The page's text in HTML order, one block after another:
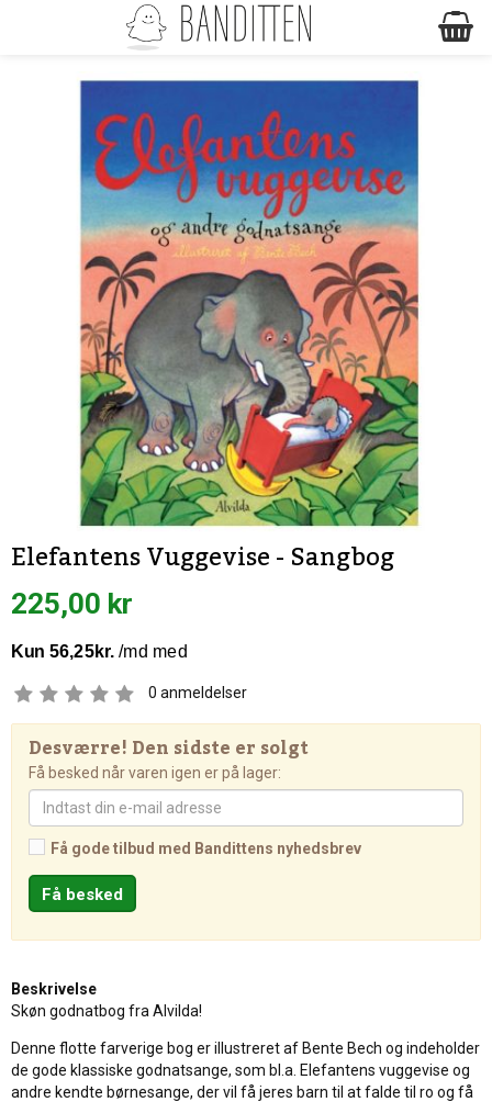
Elefantens Vuggevise - Sangbog
225,00 kr
0 anmeldelser
Desværre! Den sidste er solgt
Få besked når varen igen er på lager:
Få gode tilbud med Bandittens nyhedsbrev
Beskrivelse
Skøn godnatbog fra Alvilda!
Denne flotte farverige bog er illustreret af Bente Bech og indeholder
de gode klassiske godnatsange, som bl.a. Elefantens vuggevise og
andre kendte børnesange, der vil få jeres barn til at falde til ro og få